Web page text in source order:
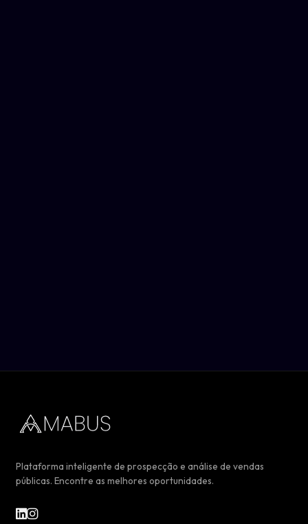
Plataforma inteligente de prospecção e análise de vendas
públicas. Encontre as melhores oportunidades.